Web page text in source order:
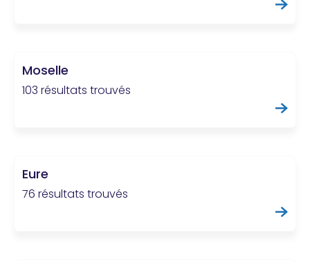
Moselle
103 résultats trouvés
Eure
76 résultats trouvés